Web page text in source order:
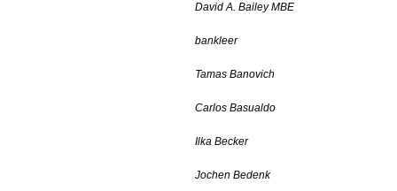
David A. Bailey MBE
bankleer
Tamas Banovich
Carlos Basualdo
Ilka Becker
Jochen Bedenk